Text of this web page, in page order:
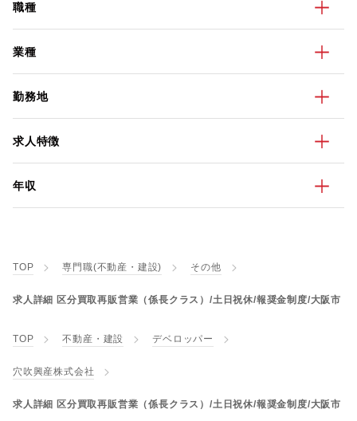
職種
業種
勤務地
求人特徴
年収
TOP 専門職(不動産・建設) その他
求人詳細 区分買取再販営業（係長クラス）/土日祝休/報奨金制度/大阪市
TOP 不動産・建設 デベロッパー
穴吹興産株式会社
求人詳細 区分買取再販営業（係長クラス）/土日祝休/報奨金制度/大阪市